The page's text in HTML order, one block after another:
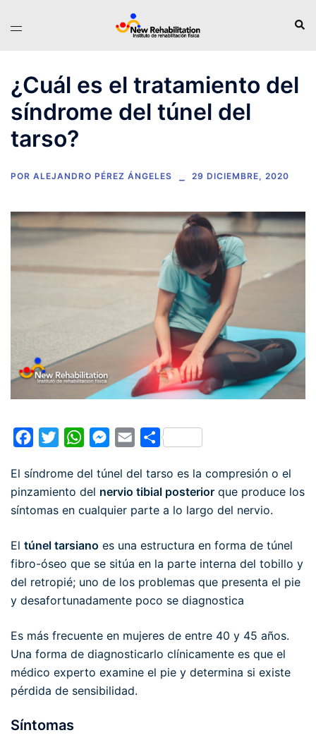
Alternar
¿Cuál es el tratamiento del
síndrome del túnel del
tarso?
POR ALEJANDRO PÉREZ ÁNGELES 29 DICIEMBRE, 2020
FacebookTwitterWhatsAppMessenger
EmailCompartir
El síndrome del túnel del tarso es la compresión o el
pinzamiento del nervio tibial posterior que produce los
síntomas en cualquier parte a lo largo del nervio.
El túnel tarsiano es una estructura en forma de túnel
fibro-óseo que se sitúa en la parte interna del tobillo y
del retropié; uno de los problemas que presenta el pie
y desafortunadamente poco se diagnostica
Es más frecuente en mujeres de entre 40 y 45 años.
Una forma de diagnosticarlo clínicamente es que el
médico experto examine el pie y determina si existe
pérdida de sensibilidad.
Síntomas